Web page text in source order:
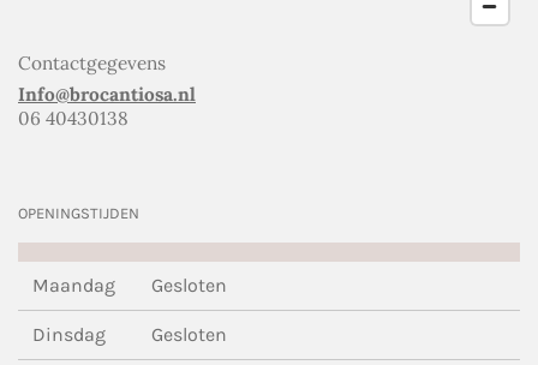
Contactgegevens
Info@brocantiosa.nl
06 40430138
OPENINGSTIJDEN
Maandag Gesloten
Dinsdag Gesloten